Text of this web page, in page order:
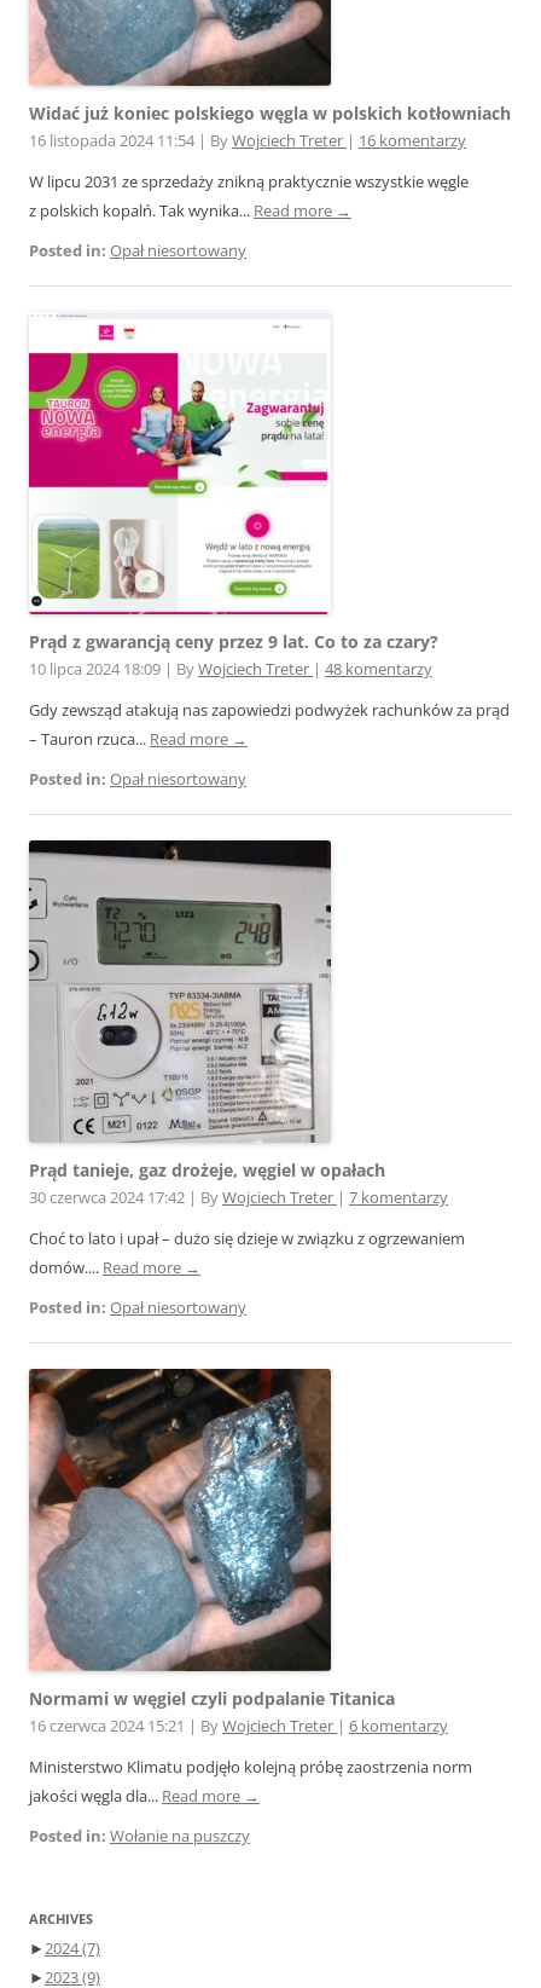
Widać już koniec polskiego węgla w polskich kotłowniach
16 listopada 2024 11:54 | ByWojciech Treter | 16 komentarzy
W lipcu 2031 ze sprzedaży znikną praktycznie wszystkie węgle
z polskich kopalń. Tak wynika... Read more →
Posted in: Opał niesortowany
Prąd z gwarancją ceny przez 9 lat. Co to za czary?
10 lipca 2024 18:09 | ByWojciech Treter | 48 komentarzy
Gdy zewsząd atakują nas zapowiedzi podwyżek rachunków za prąd
– Tauron rzuca... Read more →
Posted in: Opał niesortowany
Prąd tanieje, gaz drożeje, węgiel w opałach
30 czerwca 2024 17:42 | ByWojciech Treter | 7 komentarzy
Choć to lato i upał – dużo się dzieje w związku z ogrzewaniem
domów.... Read more →
Posted in: Opał niesortowany
Normami w węgiel czyli podpalanie Titanica
16 czerwca 2024 15:21 | ByWojciech Treter | 6 komentarzy
Ministerstwo Klimatu podjęło kolejną próbę zaostrzenia norm
jakości węgla dla... Read more →
Posted in: Wołanie na puszczy
ARCHIVES
►2024(7)
►2023(9)